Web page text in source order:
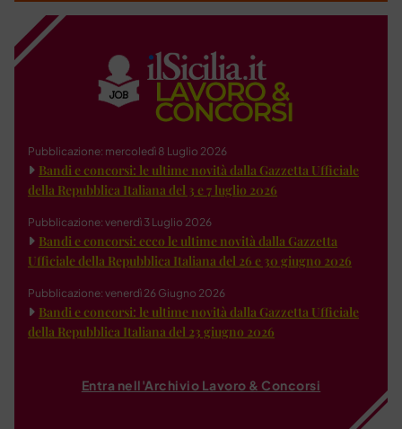
Pubblicazione: mercoledì 8 Luglio 2026
Bandi e concorsi: le ultime novità dalla Gazzetta Ufficiale
della Repubblica Italiana del 3 e 7 luglio 2026
Pubblicazione: venerdì 3 Luglio 2026
Bandi e concorsi: ecco le ultime novità dalla Gazzetta
Ufficiale della Repubblica Italiana del 26 e 30 giugno 2026
Pubblicazione: venerdì 26 Giugno 2026
Bandi e concorsi: le ultime novità dalla Gazzetta Ufficiale
della Repubblica Italiana del 23 giugno 2026
Entra nell'Archivio Lavoro & Concorsi